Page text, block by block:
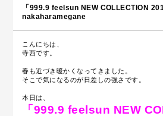
「999.9 feelsun NEW COLLECTION
nakaharamegane
こんにちは、
寺西です。
春も近づき暖かくなってきました。
そこで気になるのが日差しの強さです。
本日は、
「999.9 feelsun NEW